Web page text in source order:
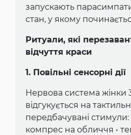
запускають
стан, у якому
Ритуали, які
відчуття краси
1. Повільні сенсорні дії
Нервова система жінки
відгукується на
передбачувані стимули:
компрес на обличчя •